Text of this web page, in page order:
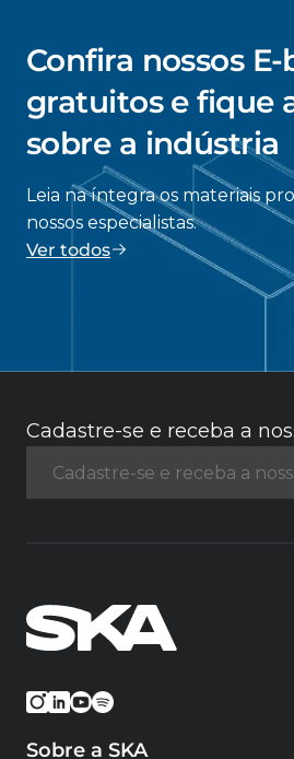
Confira nossos
gratuitos e fique
sobre a indústria
Leia na íntegra os materiais
nossos especialistas.
Ver todos
Cadastre-se e receba a
Sobre a SKA